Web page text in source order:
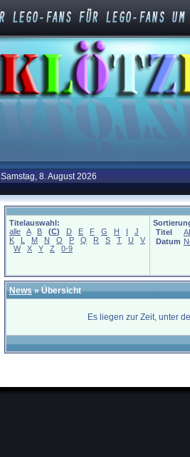
Samstag, 8. August 2026
Titelauswahl:
alle
A B (C) D E F G H I
J
K
L M N O P Q R S T U
V
W
X Y Z 0-9
Titel
Datum
News» Übersicht
Es liegen zur Zeit, unter